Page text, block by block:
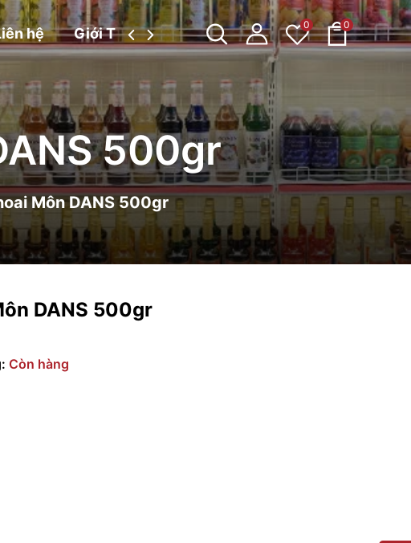
hệ Giới Thiệu Tin tức 0 0
500gr
Môn DANS 500gr
DANS 500gr
Còn hàng